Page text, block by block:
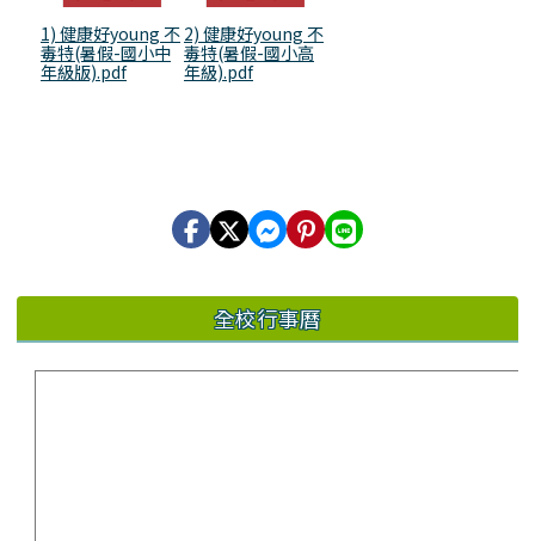
1) 健康好young 不
毒特(暑假-國小中
年級版).pdf
2) 健康好young 不
毒特(暑假-國小高
年級).pdf
全校行事曆